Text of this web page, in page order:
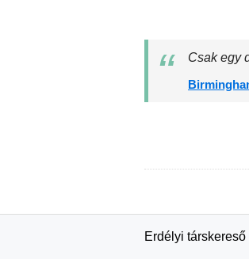
Csak egy
Erdélyi